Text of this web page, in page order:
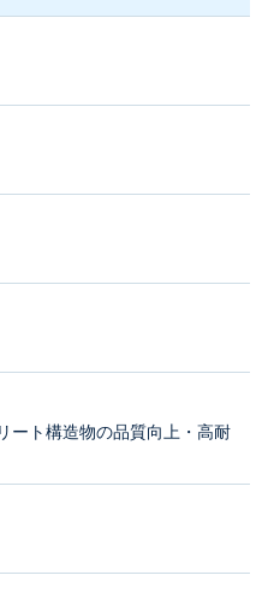
ート構造物の品質向上・高耐